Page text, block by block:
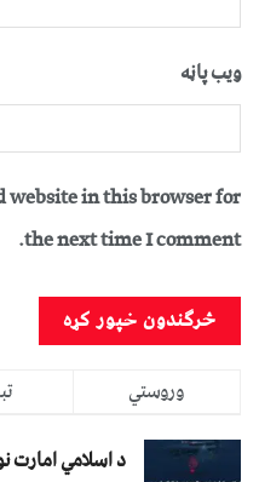
ویب پاڼه
website in this browser for
the next time I comment.
وروستي
د اسلامي امارت